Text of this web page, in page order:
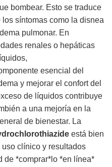
bombear. Esto se traduce
síntomas como la disnea
pulmonar. En
renales o hepáticas
esencial del
y mejorar el confort del
de líquidos contribuye
a una mejoría en la
de bienestar. La
está bien
clínico y resultados
de *comprar*lo *en línea*